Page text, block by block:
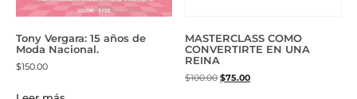
Tony Vergara: 15 años de
Moda Nacional.
$150.00
MASTERCLASS COMO
CONVERTIRTE EN UNA
REINA
$100.00 $75.00